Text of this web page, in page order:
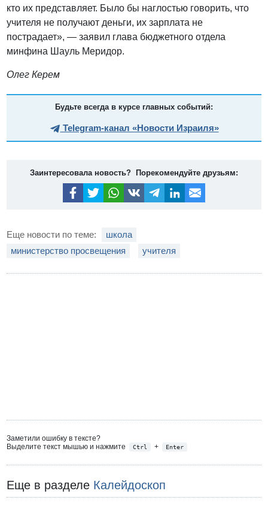
кто их представляет. Было бы наглостью говорить, что
учителя не получают деньги, их зарплата не
пострадает», — заявил глава бюджетного отдела
минфина Шауль Меридор.
Олег Керем
Будьте всегда в курсе главных событий:
Telegram-канал «Новости Израиля»
Заинтересовала новость? Порекомендуйте друзьям:
Еще новости по теме:
школа
министерство просвещения
учителя
Заметили ошибку в тексте?
Выделите текст мышью и нажмите
Ctrl + Enter
Еще в разделе Калейдоскоп